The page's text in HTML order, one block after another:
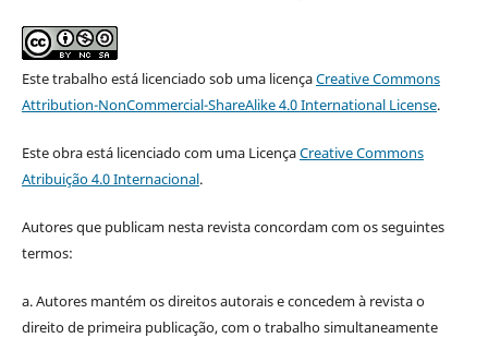
Este trabalho está licenciado sob uma licençaCreative Commons
Attribution-NonCommercial-ShareAlike 4.0 International License.
Este obra está licenciado com uma LicençaCreative Commons
Atribuição 4.0 Internacional.
Autores que publicam nesta revista concordam com os seguintes
termos:
a. Autores mantém os direitos autorais e concedem à revista o
direito de primeira publicação, com o trabalho simultaneamente